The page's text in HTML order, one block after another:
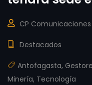
CP Comunicaciones
Destacados
Antofagasta,
Minería, Tecnología